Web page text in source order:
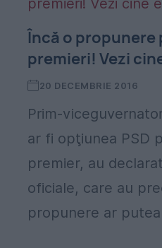
Încă o propunere
premieri! Vezi
20 DECEMBRIE 2016
Prim-
ar fi opţiunea PSD
premier, au
oficiale, care au
propunere ar